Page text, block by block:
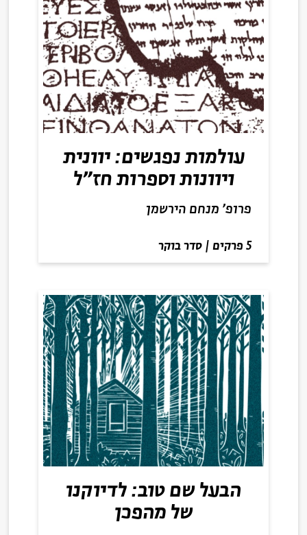
עולמות נפגשים: יוונית
ויוונות וספרות חז"ל
פרופ' מנחם הירשמן
5 פרקים | סדר בוקר
הבעל שם טוב: לדיוקנו
של מהפכן